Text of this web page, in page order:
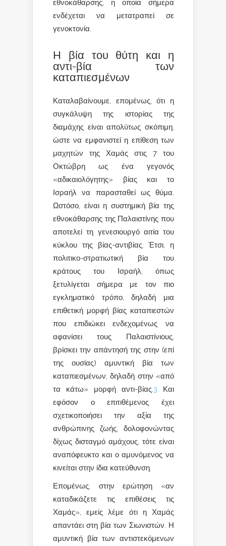
εθνοκάθαρσης, η οποία σήμερα
ενδέχεται να μετατραπεί σε
γενοκτονία.
Η βία του θύτη και η
αντι-βία των
καταπιεσμένων
Καταλαβαίνουμε, επομένως, ότι η
συγκάλυψη της ιστορίας της
διαμάχης είναι απολύτως σκόπιμη,
ώστε να εμφανιστεί η επίθεση των
μαχητών της Χαμάς στις 7 του
Οκτώβρη ως ένα γεγονός
«αδικαιολόγητης» βίας και το
Ισραήλ να παρασταθεί ως θύμα.
Ωστόσο, είναι η συστημική βία της
εθνοκάθαρσης της Παλαιστίνης που
αποτελεί τη γενεσιουργό αιτία του
κύκλου της βίας-αντιβίας. Έτσι, η
πολιτικο-στρατιωτική βία του
κράτους του Ισραήλ, όπως
ξετυλίγεται σήμερα με τον πιο
εγκληματικό τρόπο, δηλαδή μια
επιθετική μορφή βίας καταπιεστών
που επιδιώκει ενδεχομένως να
αφανίσει τους Παλαιστίνιους,
βρίσκει την απάντησή της στην (επί
της ουσίας) αμυντική βία των
καταπιεσμένων, δηλαδή στην «από
τα κάτω» μορφή αντι-βίας.3 Και
εφόσον ο επιτιθέμενος έχει
σχετικοποιήσει την αξία της
ανθρώπινης ζωής, δολοφονώντας
δίχως δισταγμό αμάχους, τότε είναι
αναπόφευκτο και ο αμυνόμενος να
κινείται στην ίδια κατεύθυνση.
Επομένως, στην ερώτηση «αν
καταδικάζετε τις επιθέσεις τις
Χαμάς», εμείς λέμε ότι η Χαμάς
απαντάει στη βία των Σιωνιστών. Η
αμυντική βία των αντιστεκόμενων